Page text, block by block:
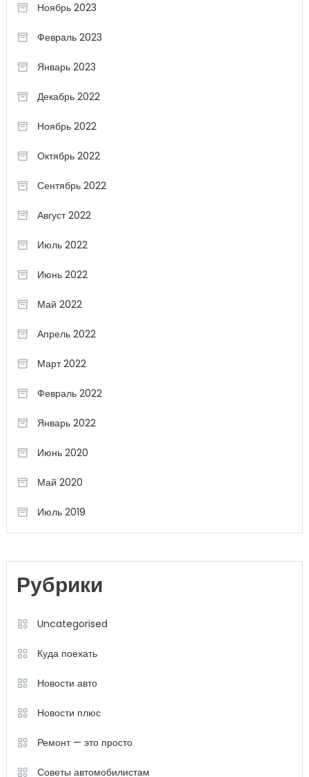
Ноябрь 2023
Февраль 2023
Январь 2023
Декабрь 2022
Ноябрь 2022
Октябрь 2022
Сентябрь 2022
Август 2022
Июль 2022
Июнь 2022
Май 2022
Апрель 2022
Март 2022
Февраль 2022
Январь 2022
Июнь 2020
Май 2020
Июль 2019
Рубрики
Uncategorised
Куда поехать
Новости авто
Новости плюс
Ремонт — это просто
Советы автомобилистам